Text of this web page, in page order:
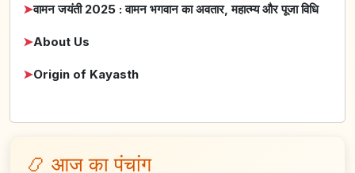
➤वामन जयंती 2025 : वामन भगवान का अवतार, महात्म्य और पूजा विधि
➤About Us
➤Origin of Kayasth
📿 आज का पंचांग